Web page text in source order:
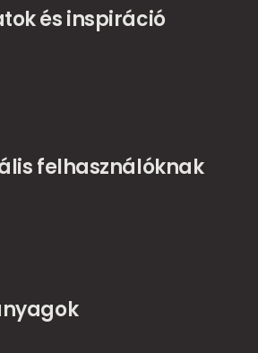
és inspiráció
felhasználóknak